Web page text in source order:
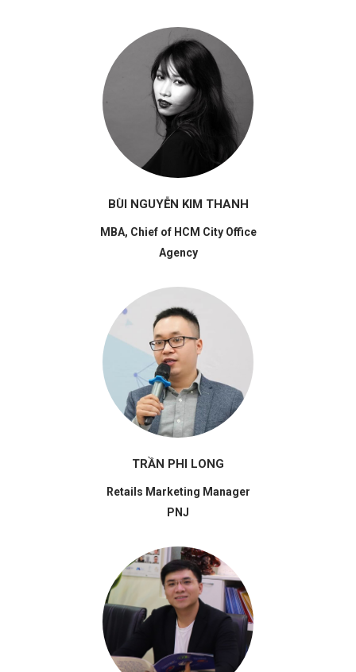
BÙI NGUYỄN KIM THANH
MBA, Chief of HCM City Office
Agency
TRẦN PHI LONG
Retails Marketing Manager
PNJ